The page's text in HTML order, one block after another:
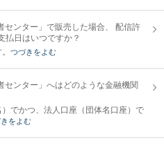
センター」で販売した場合、 配信許
払日はいつですか？
つづきをよむ
センター」へはどのような金融機関
でかつ、法人口座（団体名口座）で
をよむ